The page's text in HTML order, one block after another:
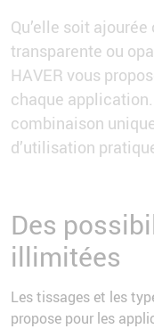
Qu’elle soit
transparente ou
HAVER vous
chaque
combinaison
d’utilisation
Des
illimitées
Les tissages et les
propose pour les